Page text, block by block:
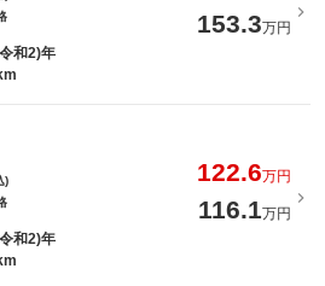
153.3万円
和2)年
)
122.6万円
116.1万円
和2)年